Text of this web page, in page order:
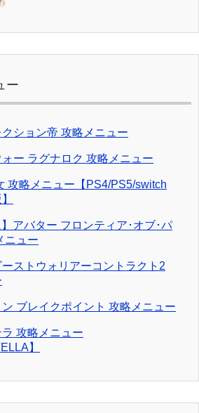
ー
ション帝 攻略メニュー
ー ラグナロク 攻略メニュー
攻略メニュー【PS4/PS5/switch
】アバター フロンティア･オブ･パ
ニュー
ストウォリアーコントラクト2
ブレイクポイント 攻略メニュー
攻略メニュー
】